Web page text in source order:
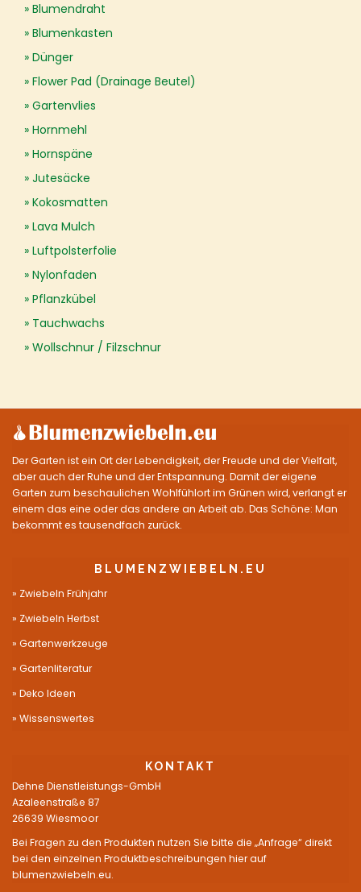
Blumendraht
Blumenkasten
Dünger
Flower Pad (Drainage Beutel)
Gartenvlies
Hornmehl
Hornspäne
Jutesäcke
Kokosmatten
Lava Mulch
Luftpolsterfolie
Nylonfaden
Pflanzkübel
Tauchwachs
Wollschnur / Filzschnur
Der Garten ist ein Ort der Lebendigkeit, der Freude und der Vielfalt,
aber auch der Ruhe und der Entspannung. Damit der eigene
Garten zum beschaulichen Wohlfühlort im Grünen wird, verlangt er
einem das eine oder das andere an Arbeit ab. Das Schöne: Man
bekommt es tausendfach zurück.
BLUMENZWIEBELN.EU
Zwiebeln Frühjahr
Zwiebeln Herbst
Gartenwerkzeuge
Gartenliteratur
Deko Ideen
Wissenswertes
KONTAKT
Dehne Dienstleistungs-GmbH
Azaleenstraße 87
26639 Wiesmoor
Bei Fragen zu den Produkten nutzen Sie bitte die „Anfrage“ direkt
bei den einzelnen Produktbeschreibungen hier auf
blumenzwiebeln.eu.